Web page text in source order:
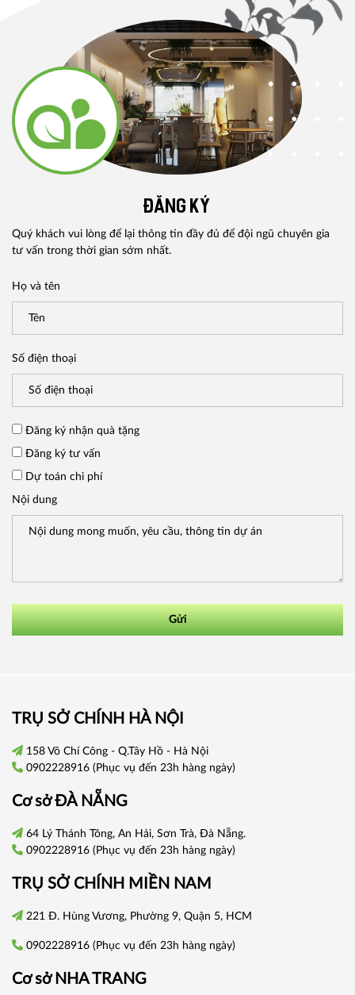
ĐĂNG KÝ
Quý khách vui lòng để lại thông tin đầy đủ để đội ngũ chuyên gia
tư vấn trong thời gian sớm nhất.
Họ và tên
Số điện thoại
Đăng ký nhận quà tặng
Đăng ký tư vấn
Dự toán chi phí
Nội dung
Gửi
TRỤ SỞ CHÍNH HÀ NỘI
158 Võ Chí Công - Q.Tây Hồ - Hà Nội
0902228916(Phục vụ đến 23h hàng ngày)
Cơ sởĐÀ NẴNG
64 Lý Thánh Tông, An Hải, Sơn Trà, Đà Nẵng.
0902228916(Phục vụ đến 23h hàng ngày)
TRỤ SỞ CHÍNH MIỀN NAM
221 Đ. Hùng Vương, Phường 9, Quận 5, HCM
0902228916(Phục vụ đến 23h hàng ngày)
Cơ sởNHA TRANG